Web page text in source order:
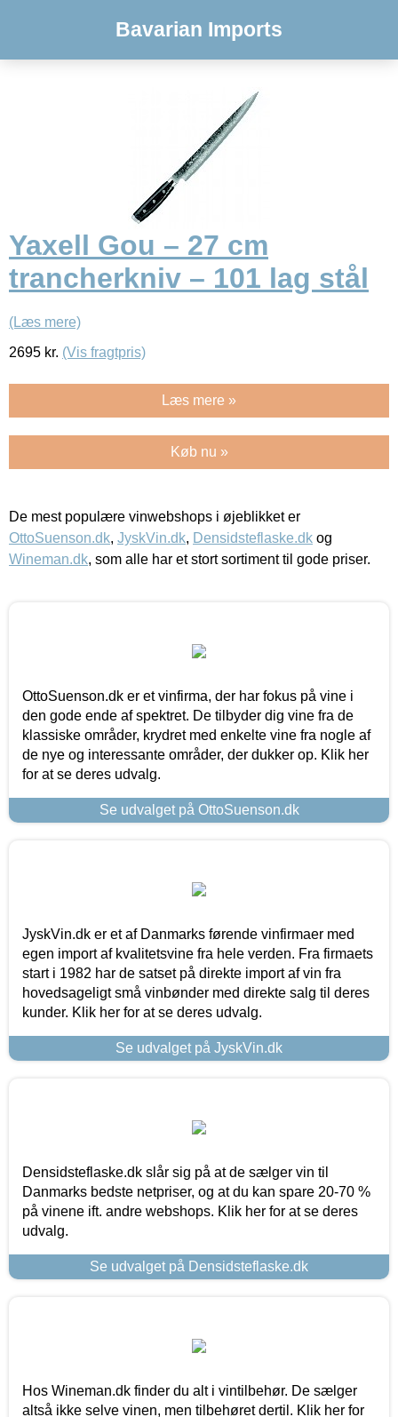
Bavarian Imports
Yaxell Gou – 27 cm
trancherkniv – 101 lag stål
(Læs mere)
2695 kr. (Vis fragtpris)
Læs mere »
Køb nu »
De mest populære vinwebshops i øjeblikket er
OttoSuenson.dk, JyskVin.dk, Densidsteflaske.dk og
Wineman.dk, som alle har et stort sortiment til gode priser.
OttoSuenson.dk er et vinfirma, der har fokus på vine i
den gode ende af spektret. De tilbyder dig vine fra de
klassiske områder, krydret med enkelte vine fra nogle af
de nye og interessante områder, der dukker op. Klik her
for at se deres udvalg.
Se udvalget på OttoSuenson.dk
JyskVin.dk er et af Danmarks førende vinfirmaer med
egen import af kvalitetsvine fra hele verden. Fra firmaets
start i 1982 har de satset på direkte import af vin fra
hovedsageligt små vinbønder med direkte salg til deres
kunder. Klik her for at se deres udvalg.
Se udvalget på JyskVin.dk
Densidsteflaske.dk slår sig på at de sælger vin til
Danmarks bedste netpriser, og at du kan spare 20-70 %
på vinene ift. andre webshops. Klik her for at se deres
udvalg.
Se udvalget på Densidsteflaske.dk
Hos Wineman.dk finder du alt i vintilbehør. De sælger
altså ikke selve vinen, men tilbehøret dertil. Klik her for